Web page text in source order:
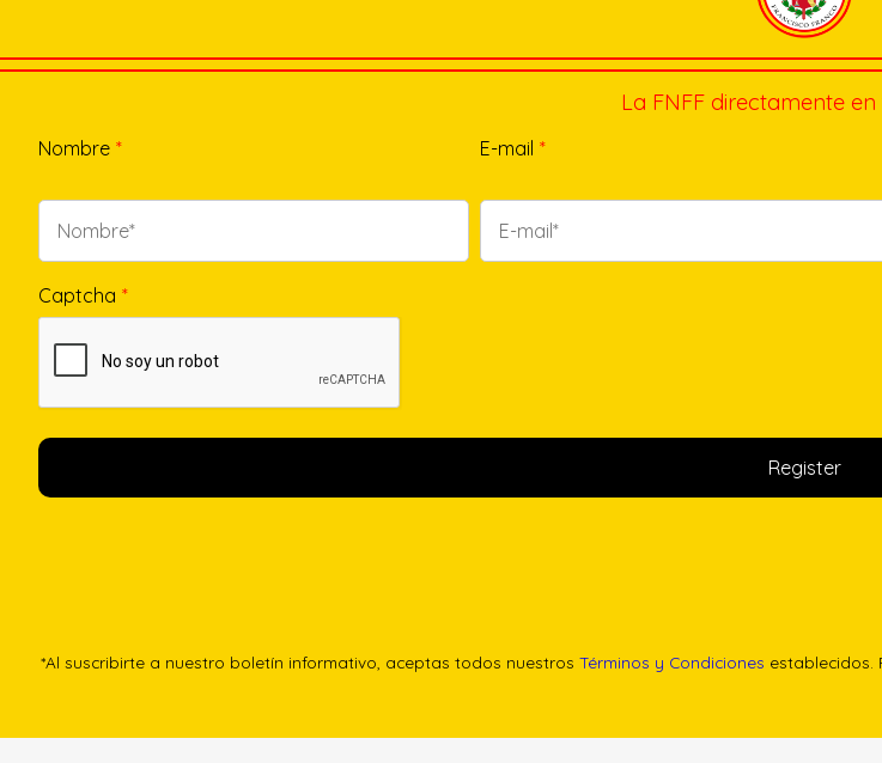
La FNFF directamente
Nombre * E-mail *
Captcha *
*Al suscribirte a nuestro boletín informativo, aceptas todos nuestros Términos y Condiciones establecidos.